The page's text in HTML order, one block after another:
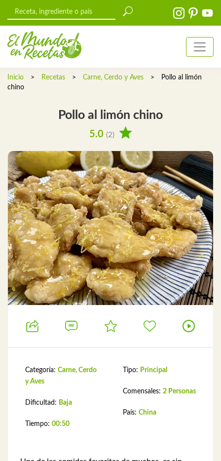
Inicio > Recetas > Carne, Cerdo y Aves >
Pollo al limón
chino
Pollo al limón chino
5.0 (2)
Categoría: Carne, Cerdo
y Aves
Dificultad: Baja
Tiempo: 00:50
Tipo: Principal
Comensales: 2 Personas
País: China